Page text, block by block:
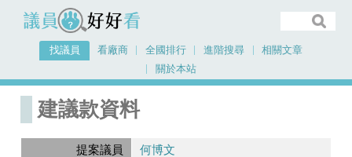
議員好好看
找議員 看廠商 全國排行 進階搜尋
相關文章
關於本站
首頁
建議款資料
提案議員
何博文